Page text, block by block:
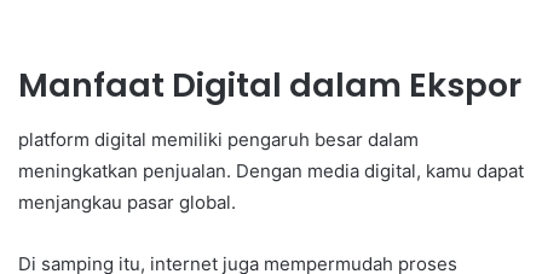
Manfaat Digital dalam Ekspor
platform digital memiliki pengaruh besar dalam
meningkatkan penjualan. Dengan media digital, kamu dapat
menjangkau pasar global.
Di samping itu, internet juga mempermudah proses